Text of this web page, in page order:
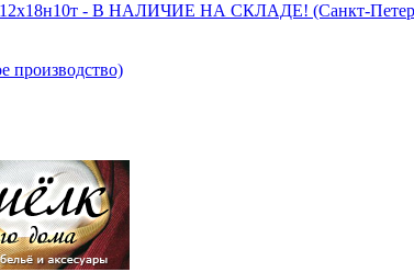
12х18н10т - В НАЛИЧИЕ НА СКЛАДЕ! (Санкт-
производство)